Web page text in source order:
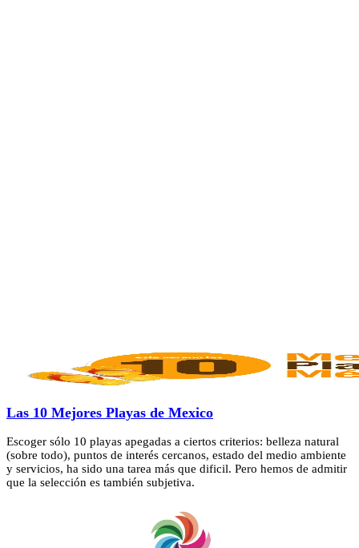
Las 10 Mejores Playas de Mexico
Escoger sólo 10 playas apegadas a ciertos criterios: belleza natural
(sobre todo), puntos de interés cercanos, estado del medio ambiente
y servicios, ha sido una tarea más que dificil. Pero hemos de admitir
que la selección es también subjetiva.